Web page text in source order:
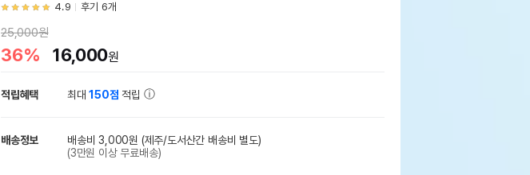
4.9 후기 6개
25,000원
36% 16,000원
적립혜택 최대150점 적립
배송정보 배송비 3,000원 (제주/도서산간 배송비 별도)
(3만원 이상 무료배송)